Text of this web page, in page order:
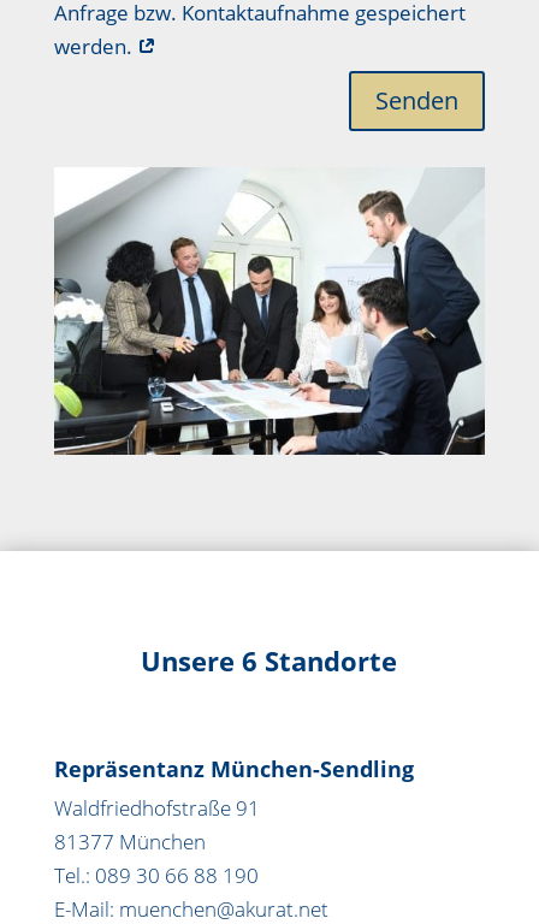
Anfrage bzw. Kontaktaufnahme gespeichert
werden.
Senden
Unsere 6 Standorte
Repräsentanz München-Sendling
Waldfriedhofstraße 91
81377 München
Tel.: 089 30 66 88 190
E-Mail: muenchen@akurat.net